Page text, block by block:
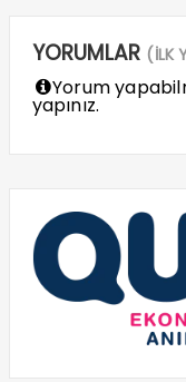
YORUMLAR (İLK
Yorum
yapınız.